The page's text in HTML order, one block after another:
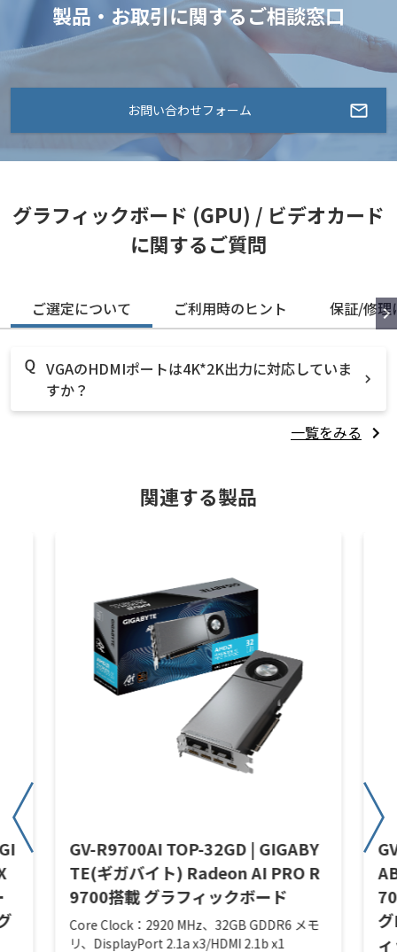
製品・お取引に関するご相談窓口
お問い合わせフォーム
グラフィックボード (GPU) / ビデオカード
に関するご質問
ご選定について ご利用時のヒント 保証/修理
VGAのHDMIポートは4K*2K出力に対応していま
すか？
一覧をみる
関連する製品
GV-R9700AI TOP-32GD | GIGABY
TE(ギガバイト) Radeon AI PRO R
9700搭載 グラフィックボード
Core Clock：2920 MHz、32GB GDDR6 メモ
リ、DisplayPort 2.1a x3/HDMI 2.1b x1